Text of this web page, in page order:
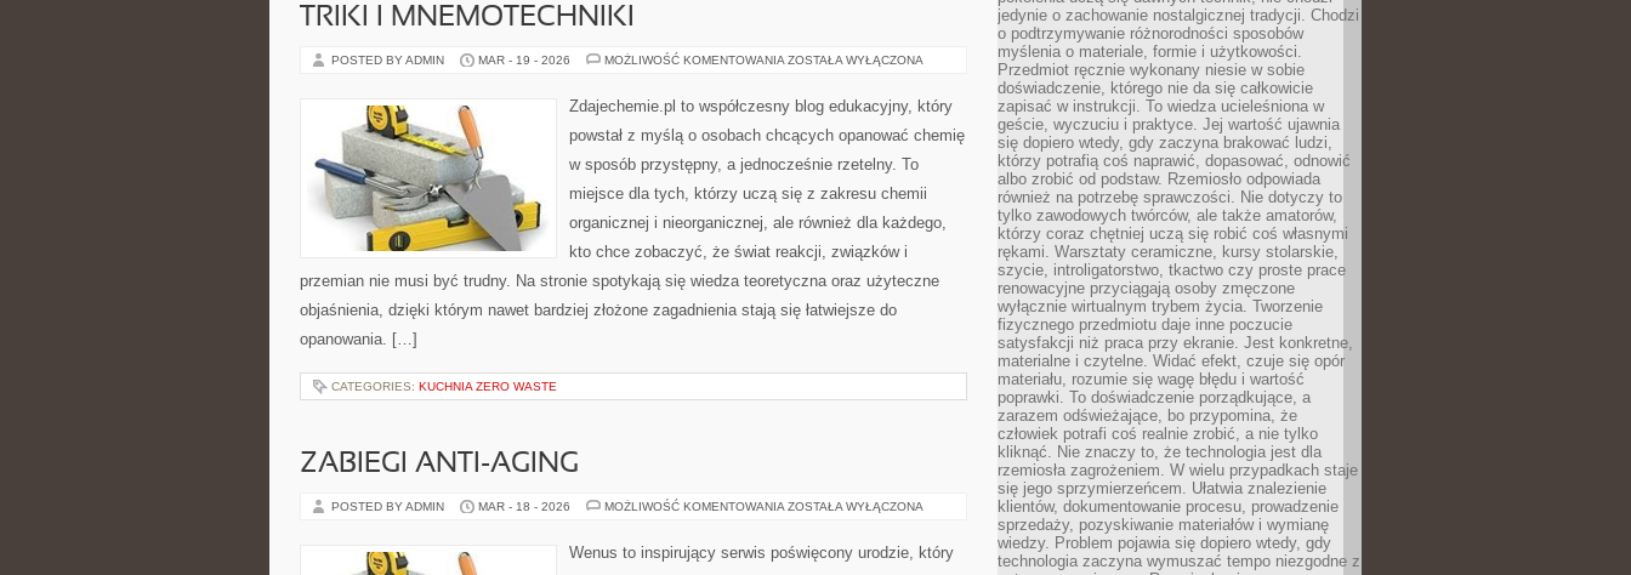
TRIKI I MNEMOTECHNIKI
POSTED BY ADMIN MAR - 19 - 2026 MOŻLIWOŚĆ KOMENTOWANIA TRIKI
ZOSTAŁA WYŁĄCZONA
Zdajechemie.pl to współczesny blog edukacyjny, który
powstał z myślą o osobach chcących opanować chemię
w sposób przystępny, a jednocześnie rzetelny. To
miejsce dla tych, którzy uczą się z zakresu chemii
organicznej i nieorganicznej, ale również dla każdego,
kto chce zobaczyć, że świat reakcji, związków i
przemian nie musi być trudny. Na stronie spotykają się wiedza teoretyczna oraz użyteczne
objaśnienia, dzięki którym nawet bardziej złożone zagadnienia stają się łatwiejsze do
opanowania. […]
CATEGORIES: KUCHNIA ZERO WASTE
ZABIEGI ANTI-AGING
POSTED BY ADMIN MAR - 18 - 2026 MOŻLIWOŚĆ KOMENTOWANIA ZABIEGI
ZOSTAŁA WYŁĄCZONA
Wenus to inspirujący serwis poświęcony urodzie, który
jedynie o zachowanie nostalgicznej tradycji. Chodzi
o podtrzymywanie różnorodności sposobów
myślenia o materiale, formie i użytkowości.
Przedmiot ręcznie wykonany niesie w sobie
doświadczenie, którego nie da się całkowicie
zapisać w instrukcji. To wiedza ucieleśniona w
geście, wyczuciu i praktyce. Jej wartość ujawnia
się dopiero wtedy, gdy zaczyna brakować ludzi,
którzy potrafią coś naprawić, dopasować, odnowić
albo zrobić od podstaw. Rzemiosło odpowiada
również na potrzebę sprawczości. Nie dotyczy to
tylko zawodowych twórców, ale także amatorów,
którzy coraz chętniej uczą się robić coś własnymi
rękami. Warsztaty ceramiczne, kursy stolarskie,
szycie, introligatorstwo, tkactwo czy proste prace
renowacyjne przyciągają osoby zmęczone
wyłącznie wirtualnym trybem życia. Tworzenie
fizycznego przedmiotu daje inne poczucie
satysfakcji niż praca przy ekranie. Jest konkretne,
materialne i czytelne. Widać efekt, czuje się opór
materiału, rozumie się wagę błędu i wartość
poprawki. To doświadczenie porządkujące, a
zarazem odświeżające, bo przypomina, że
człowiek potrafi coś realnie zrobić, a nie tylko
kliknąć. Nie znaczy to, że technologia jest dla
rzemiosła zagrożeniem. W wielu przypadkach staje
się jego sprzymierzeńcem. Ułatwia znalezienie
klientów, dokumentowanie procesu, prowadzenie
sprzedaży, pozyskiwanie materiałów i wymianę
wiedzy. Problem pojawia się dopiero wtedy, gdy
technologia zaczyna wymuszać tempo niezgodne z